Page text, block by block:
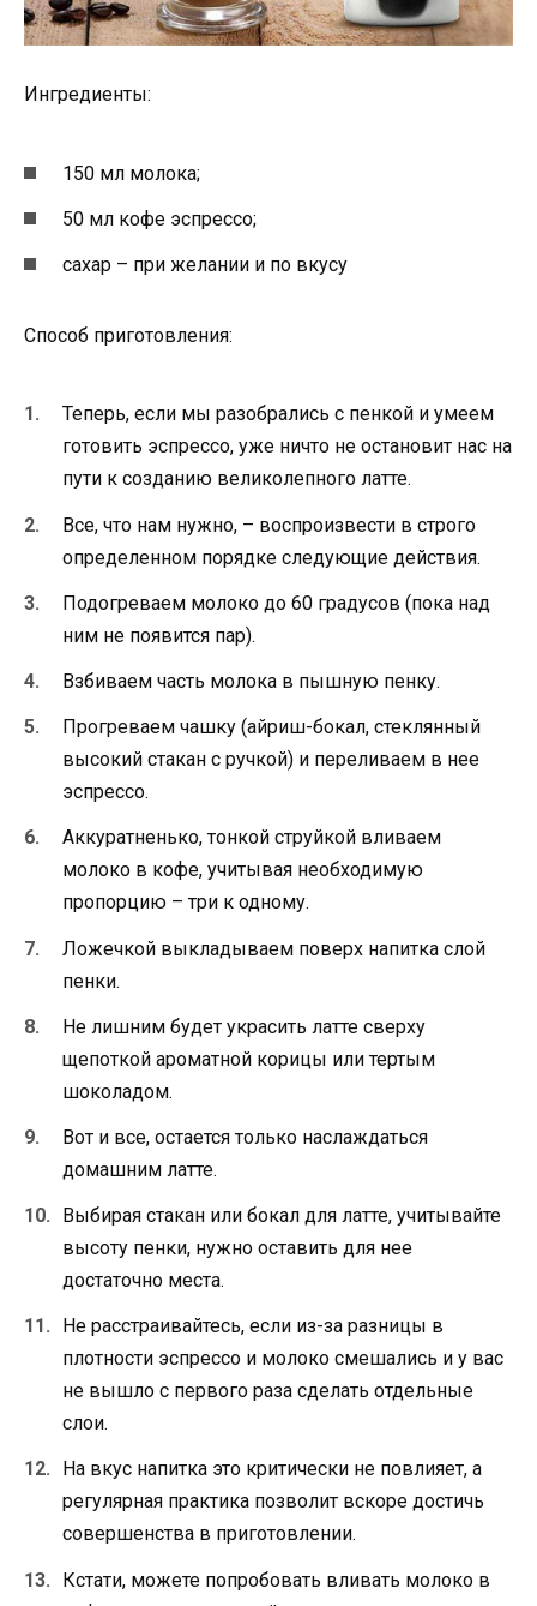
Ингредиенты:
150 мл молока;
50 мл кофе эспрессо;
сахар – при желании и по вкусу
Способ приготовления:
Теперь, если мы разобрались с пенкой и умеем
готовить эспрессо, уже ничто не остановит нас на
пути к созданию великолепного латте.
Все, что нам нужно, – воспроизвести в строго
определенном порядке следующие действия.
Подогреваем молоко до 60 градусов (пока над
ним не появится пар).
Взбиваем часть молока в пышную пенку.
Прогреваем чашку (айриш-бокал, стеклянный
высокий стакан с ручкой) и переливаем в нее
эспрессо.
Аккуратненько, тонкой струйкой вливаем
молоко в кофе, учитывая необходимую
пропорцию – три к одному.
Ложечкой выкладываем поверх напитка слой
пенки.
Не лишним будет украсить латте сверху
щепоткой ароматной корицы или тертым
шоколадом.
Вот и все, остается только наслаждаться
домашним латте.
Выбирая стакан или бокал для латте, учитывайте
высоту пенки, нужно оставить для нее
достаточно места.
Не расстраивайтесь, если из-за разницы в
плотности эспрессо и молоко смешались и у вас
не вышло с первого раза сделать отдельные
слои.
На вкус напитка это критически не повлияет, а
регулярная практика позволит вскоре достичь
совершенства в приготовлении.
Кстати, можете попробовать вливать молоко в